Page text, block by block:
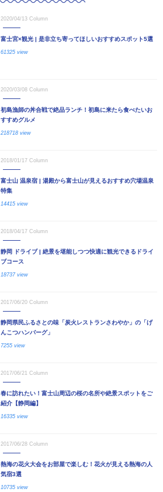
2020/04/13 Column
富士宮×観光 | 是非立ち寄ってほしいおすすめスポット5選
61325 view
2020/03/08 Column
初島漁師の丼合戦で絶品ランチ！初島に来たら食べたいお
すすめグルメ
218718 view
2018/01/17 Column
富士山 温泉宿 | 湯殿から富士山が見えるおすすめ穴場温泉
特集
14415 view
2018/04/17 Column
静岡 ドライブ | 絶景を堪能しつつ快適に観光できるドライ
ブコース
18737 view
2017/06/20 Column
静岡県民ふるさとの味「炭火レストランさわやか」の「げ
んこつハンバーグ」
7255 view
2017/06/21 Column
春に訪れたい！富士山周辺の桜の名所や絶景スポットをご
紹介【静岡編】
16335 view
2017/06/28 Column
熱海の花火大会をお部屋で楽しむ！花火が見える熱海の人
気宿3選
10735 view